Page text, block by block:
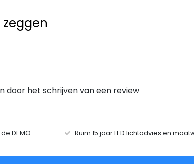
door het schrijven van een review
DEMO-
Ruim 15 jaar LED lichtadvies en